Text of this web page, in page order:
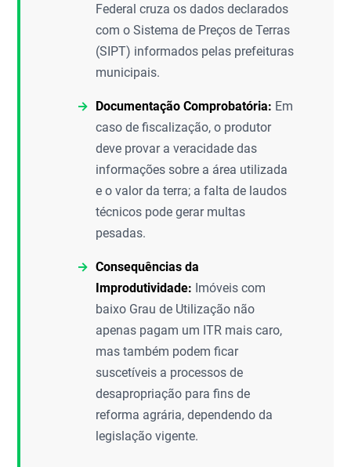
Federal cruza os dados declarados
com o Sistema de Preços de Terras
(SIPT) informados pelas prefeituras
municipais.
Documentação Comprobatória: Em
caso de fiscalização, o produtor
deve provar a veracidade das
informações sobre a área utilizada
e o valor da terra; a falta de laudos
técnicos pode gerar multas
pesadas.
Consequências da
Improdutividade: Imóveis com
baixo Grau de Utilização não
apenas pagam um ITR mais caro,
mas também podem ficar
suscetíveis a processos de
desapropriação para fins de
reforma agrária, dependendo da
legislação vigente.